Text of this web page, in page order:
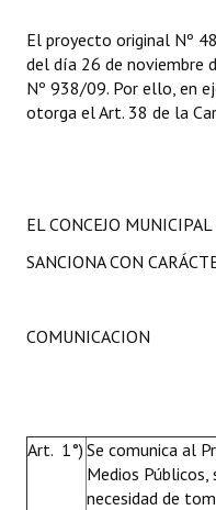
El proyecto original Nº
del día 26 de noviembre
Nº 938/09. Por ello, en
otorga el Art. 38 de la
EL CONCEJO
SANCIONA CON
COMUNICACION
Art. 1°) Se comunica al
Medios Públicos,
necesidad de